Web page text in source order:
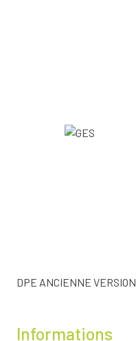
DPE ANCIENNE VERSION
Informations